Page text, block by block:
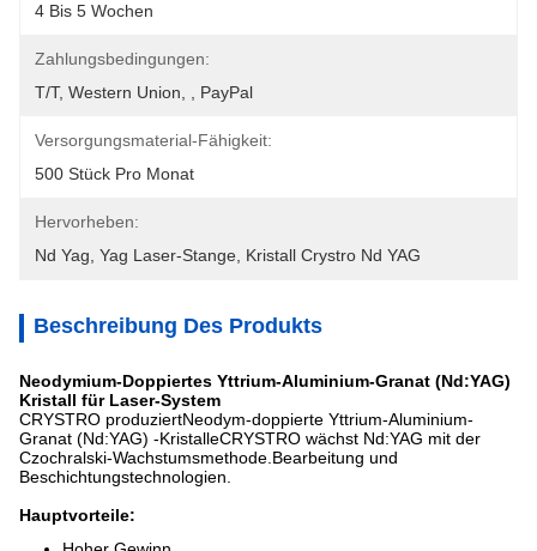
4 Bis 5 Wochen
Zahlungsbedingungen:
T/T, Western Union, , PayPal
Versorgungsmaterial-Fähigkeit:
500 Stück Pro Monat
Hervorheben:
Nd Yag Yag Laser-Stange Kristall Crystro Nd YAG
Beschreibung Des Produkts
Neodymium-Doppiertes Yttrium-Aluminium-Granat (Nd:YAG)
Kristall für Laser-System
CRYSTRO produziertNeodym-doppierte Yttrium-Aluminium-
Granat (Nd:YAG) -KristalleCRYSTRO wächst Nd:YAG mit der
Czochralski-Wachstumsmethode.Bearbeitung und
Beschichtungstechnologien.
Hauptvorteile: